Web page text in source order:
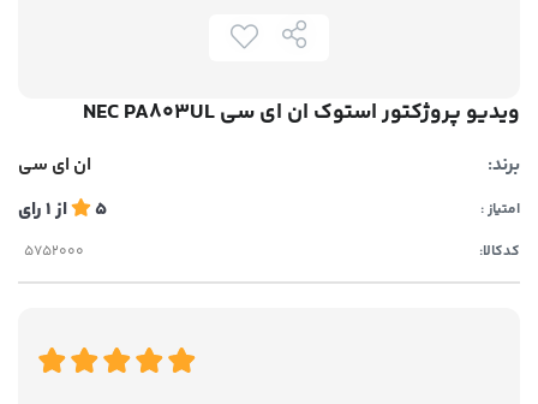
ویدیو پروژکتور استوک ان ای سی NEC PA803UL
برند: ان ای سی
امتیاز : 5 از1رای
کدکالا: